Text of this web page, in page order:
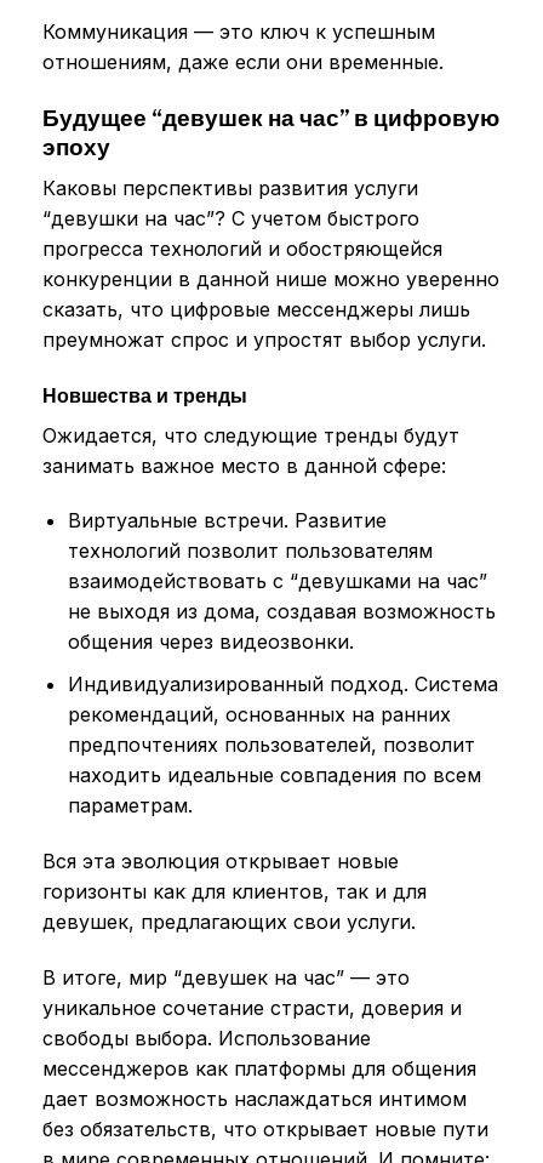
Коммуникация — это ключ к успешным
отношениям, даже если они временные.
Будущее “девушек на час” в цифровую
эпоху
Каковы перспективы развития услуги
“девушки на час”? С учетом быстрого
прогресса технологий и обостряющейся
конкуренции в данной нише можно уверенно
сказать, что цифровые мессенджеры лишь
преумножат спрос и упростят выбор услуги.
Новшества и тренды
Ожидается, что следующие тренды будут
занимать важное место в данной сфере:
Виртуальные встречи. Развитие
технологий позволит пользователям
взаимодействовать с “девушками на час”
не выходя из дома, создавая возможность
общения через видеозвонки.
Индивидуализированный подход. Система
рекомендаций, основанных на ранних
предпочтениях пользователей, позволит
находить идеальные совпадения по всем
параметрам.
Вся эта эволюция открывает новые
горизонты как для клиентов, так и для
девушек, предлагающих свои услуги.
В итоге, мир “девушек на час” — это
уникальное сочетание страсти, доверия и
свободы выбора. Использование
мессенджеров как платформы для общения
дает возможность наслаждаться интимом
без обязательств, что открывает новые пути